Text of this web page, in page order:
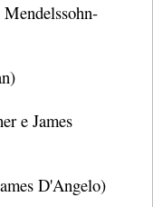
e James
D'Angelo)